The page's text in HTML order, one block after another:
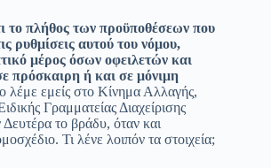
το πλήθος των προϋποθέσεων που
ρυθμίσεις αυτού του νόμου,
μέρος όσων οφειλετών και
πρόσκαιρη ή και σε μόνιμη
λέμε εμείς στο Κίνημα Αλλαγής,
Γραμματείας Διαχείρισης
το βράδυ, όταν και
Τι λένε λοιπόν τα στοιχεία;